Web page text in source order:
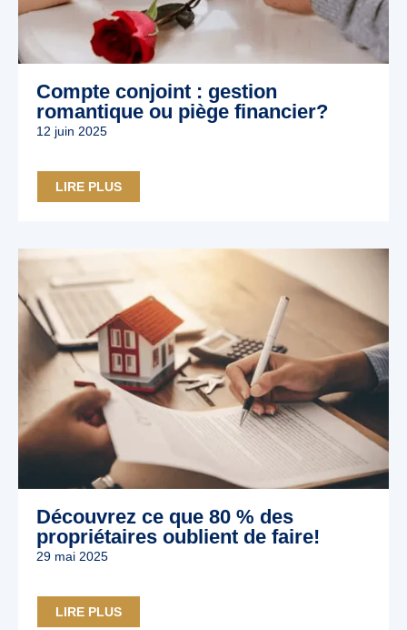
Compte conjoint : gestion
romantique ou piège financier?
12 juin 2025
LIRE PLUS
Découvrez ce que 80 % des
propriétaires oublient de faire!
29 mai 2025
LIRE PLUS